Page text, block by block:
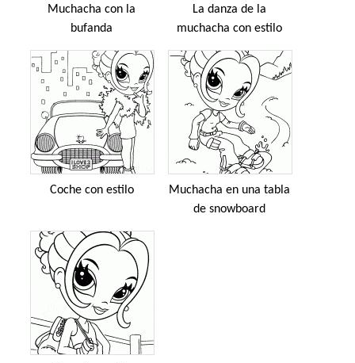
Muchacha con la
bufanda
La danza de la
muchacha con estilo
Coche con estilo
Muchacha en una tabla
de snowboard